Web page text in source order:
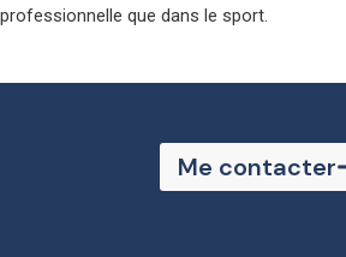
professionnelle que dans le sport.
Me contacter